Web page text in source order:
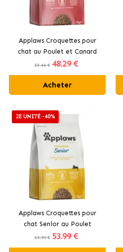
Applaws Croquettes pour
chat au Poulet et Canard
53.66 € 48.29 €
Acheter
2E UNITÉ -40%
Applaws Croquettes pour
chat Senior au Poulet
59.99 € 53.99 €